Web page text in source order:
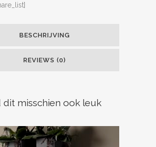
BESCHRIJVING
REVIEWS (0)
dit misschien ook leuk